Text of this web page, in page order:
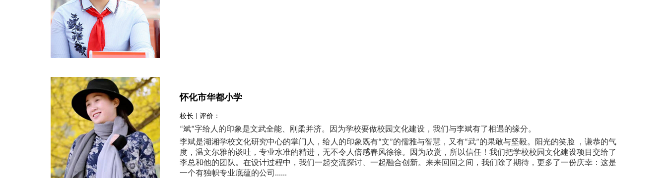
怀化市华都小学
校长 | 评价：
“斌”字给人的印象是文武全能、刚柔并济。因为学校要做校园文化建设，我们与李斌有了相遇的缘分。
李斌是湖湘学校文化研究中心的掌门人，给人的印象既有“文”的儒雅与智慧，又有“武”的果敢与坚毅。阳光的笑脸 ，谦恭的气
度，温文尔雅的谈吐，专业水准的精进，无不令人倍感春风徐徐。因为欣赏，所以信任！我们把学校校园文化建设项目交给了
李总和他的团队。在设计过程中，我们一起交流探讨、一起融合创新。来来回回之间，我们除了期待，更多了一份庆幸：这是
一个有独帜专业底蕴的公司......